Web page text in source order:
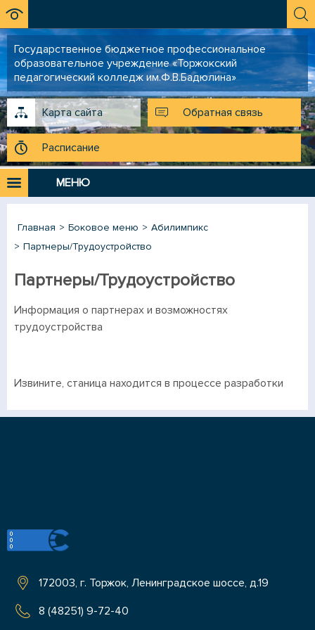
Государственное бюджетное профессиональное
образовательное учреждение «Торжокский
педагогический колледж им.Ф.В.Бадюлина»
Карта сайта Обратная связь
Расписание
МЕНЮ
Главная Боковое меню
Абилимпикс
Партнеры/Трудоустройство
Партнеры/Трудоустройство
Информация о партнерах и возможностях
трудоустройства
Извините, станица находится в процессе разработки
172003, г. Торжок, Ленинградское шоссе, д.19
8 (48251) 9-72-40